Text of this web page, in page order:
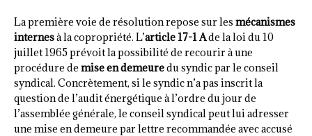
La première voie de résolution repose sur les mécanismes
internesà la copropriété. L’article 17-1 Ade la loi du 10
juillet 1965 prévoit la possibilité de recourir à une
procédure de mise en demeuredu syndic par le conseil
syndical. Concrètement, si le syndic n’a pas inscrit la
question de l’audit énergétique à l’ordre du jour de
l’assemblée générale, le conseil syndical peut lui adresser
une mise en demeure par lettre recommandée avec accusé